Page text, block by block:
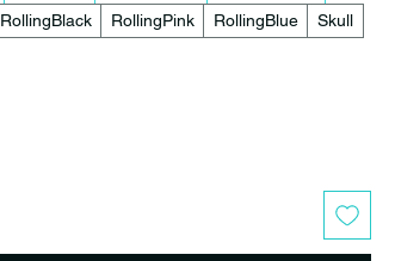
RollingBlack RollingPink RollingBlue
Skull